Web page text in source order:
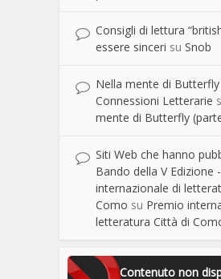
Consigli di lettura
essere sinceri su Snob
Nella mente di
Connessioni Letterarie
mente di Butterfly
Siti Web che hanno
Bando della V Edizione
internazionale di
Como su Premio
letteratura Città di
Contenuto non